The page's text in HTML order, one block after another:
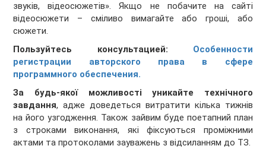
звуків, відеосюжетів». Якщо не побачите на сайті
відеосюжети – сміливо вимагайте або гроші, або
сюжети.
Пользуйтесь консультацией: Особенности
регистрации авторского права в сфере
программного обеспечения.
За будь-якої можливості уникайте технічного
завдання, адже доведеться витратити кілька тижнів
на його узгодження. Також зайвим буде поетапний план
з строками виконання, які фіксуються проміжними
актами та протоколами зауважень з відсиланням до ТЗ.